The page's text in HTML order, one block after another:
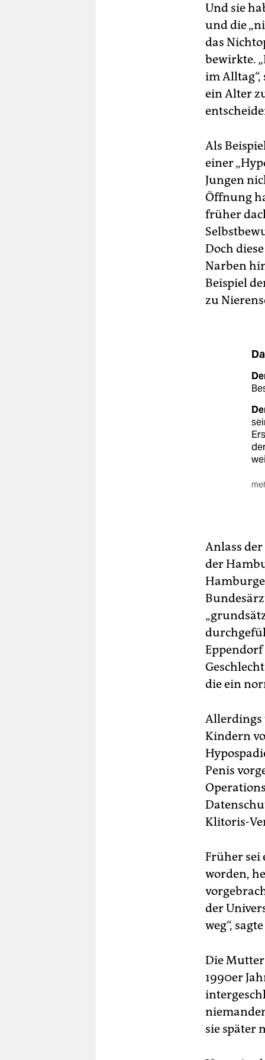
Und sie
und die
das
bewirkte.
im
ein Alter
Als
einer
Jungen
Öffnung
früher
Doch
Narben
Beispiel
zu
Anlass
der
die ein
Allerdings
Kindern
Penis
Klitoris-
Früher sei
worden,
der
weg“,
Die
1990er
sie später